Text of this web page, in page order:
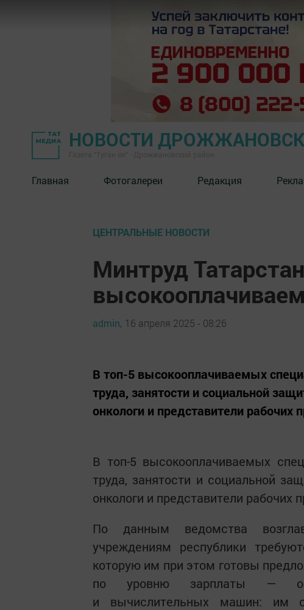
НОВОСТИ
Главная Фотогалереи Редакция
ЦЕНТРАЛЬНЫЕ НОВОСТИ
Минтруд
admin, 16 апреля 2025 - 08:26
В топ-5 высокооплачиваемых
труда, занятости и социальной
онкологи и представители рабочих
В топ-5 высокооплачиваемых
труда, занятости и социальной
онкологи и представители рабочих
По данным ведомства
учреждениям республики
которую им при этом готовы
по уровню зарплаты —
и вычислительных машин: им